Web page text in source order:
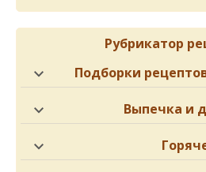
Рубрикатор
Подборки
Выпечка и